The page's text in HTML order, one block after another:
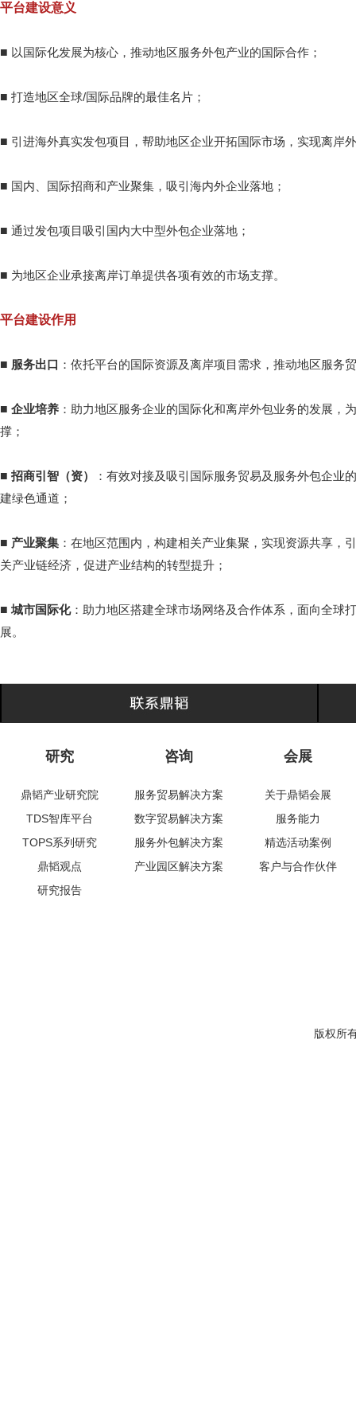
平台建设意义
■ 以国际化发展为核心，推动地区服务外包产业的国际合作；
■ 打造地区全球/国际品牌的最佳名片；
■ 引进海外真实发包项目，帮助地区企业开拓国际市场，实现离岸
■ 国内、国际招商和产业聚集，吸引海内外企业落地；
■ 通过发包项目吸引国内大中型外包企业落地；
■ 为地区企业承接离岸订单提供各项有效的市场支撑。
平台建设作用
■ 服务出口 ：依托平台的国际资源及离岸项目需求，推动地区服务
■ 企业培养 ：助力地区服务企业的国际化和离岸外包业务的发展
撑；
■ 招商引智（资）
：有效对接及吸引国际服务贸易及服务外包企业
建绿色通道；
■ 产业聚集 ：在地区范围内，构建相关产业集聚，实现资源共享
关产业链经济，促进产业结构的转型提升；
■ 城市国际化：助力地区搭建全球市场网络及合作体系，面向全球
展。
研究
鼎韬产业研究院
TDS智库平台
TOPS系列研究
鼎韬观点
研究报告
咨询
服务贸易解决方案
数字贸易解决方案
服务外包解决方案
产业园区解决方案
会展
关于鼎韬会展
服务能力
精选活动案例
客户与合作伙伴
版权所